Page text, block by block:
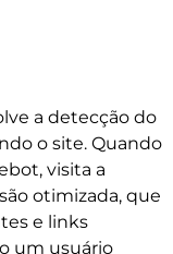
a detecção do
o site. Quando
visita a
otimizada, que
e links
um usuário